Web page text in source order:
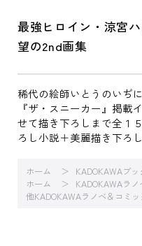
最強ヒロイン・涼宮
望の2nd画集
稀代の絵師いとうのいぢ
『ザ・スニーカー』掲載
せて描き下ろしまで全１
ろし小説＋美麗描き下ろ
ホーム KADOKAWAブ
ホーム
KADOKAWAラ
他KADOKAWAラノベ＆コミ